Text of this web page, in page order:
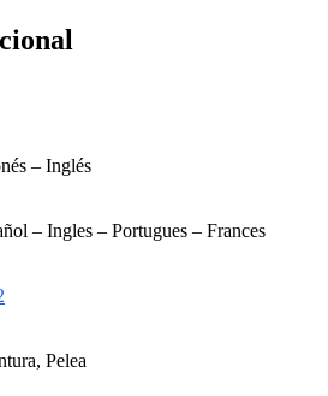
– Inglés
– Ingles – Portugues – Frances
Pelea